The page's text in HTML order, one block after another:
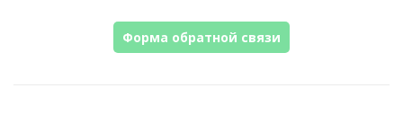
Форма обратной связи